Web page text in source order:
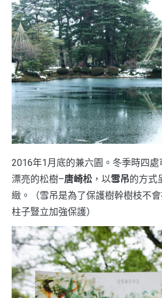
2016年1月底的兼六園。冬季時四
漂亮的松樹–唐崎松 ，以雪吊的方式
緻。（雪吊是為了保護樹幹樹枝不
柱子豎立加強保護）